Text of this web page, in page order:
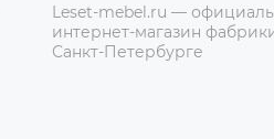
Leset-mebel.ru —
интернет-магазин
Санкт-Петербурге